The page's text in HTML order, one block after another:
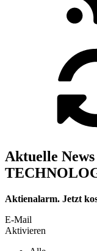
Aktuelle
Aktienalarm. Jetzt
E-Mail
Aktivieren